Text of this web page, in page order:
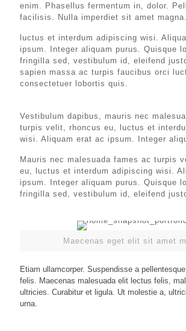
enim. Phasellus fermentum in, dolor.
facilisis. Nulla imperdiet sit amet magna.
luctus et interdum adipiscing wisi.
ipsum. Integer aliquam purus. Quisque
fringilla sed, vestibulum id, eleifend
sapien massa ac turpis faucibus orci
consectetuer lobortis quis.
Vestibulum dapibus, mauris nec
turpis velit, rhoncus eu, luctus et
wisi. Aliquam erat ac ipsum. Integer
Mauris nec malesuada fames ac turpis
eu, luctus et interdum adipiscing wisi.
ipsum. Integer aliquam purus. Quisque
fringilla sed, vestibulum id, eleifend
Maecenas eget elit sit amet
Etiam ullamcorper. Suspendisse a
felis. Maecenas malesuada elit lectus felis,
ultricies. Curabitur et ligula. Ut molestie a,
urna.